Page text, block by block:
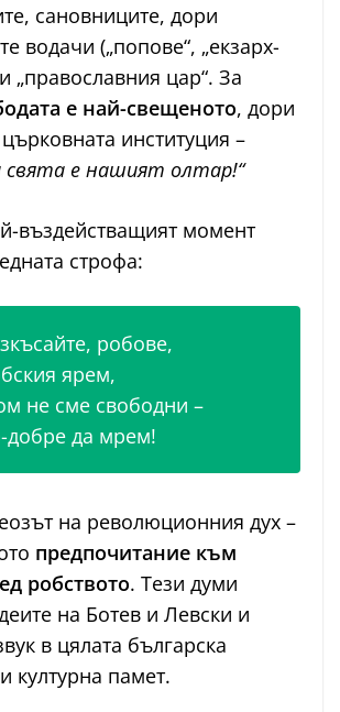
сановниците, дори
водачи („попове“, „екзарх-
„православния цар“. За
е най-свещеното, дори
институция –
свята е нашият олтар!“
въздействащият момент
строфа:
робове,
ярем,
не сме свободни –
добре да мрем!
на революционния дух –
предпочитание към
робството. Тези думи
на Ботев и Левски и
в цялата българска
културна памет.